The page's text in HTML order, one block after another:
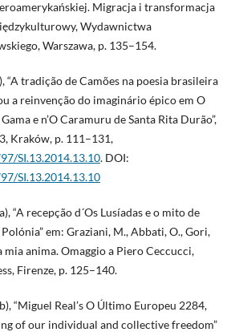
Migracja i transformacja
Wydawnictwa
Warszawa, p. 135–154.
“A tradição de Camões na poesia brasileira
a reinvenção do imaginário épico em O
e n’O Caramuru de Santa Rita Durão”,
Kraków, p. 111–131,
SI.13.2014.13.10. DOI:
SI.13.2014.13.10
“A recepção d´Os Lusíadas e o mito de
em: Graziani, M., Abbati, O., Gori,
mia anima. Omaggio a Piero Ceccucci,
Firenze, p. 125–140.
“Miguel Real’s O Último Europeu 2284,
of our individual and collective freedom”